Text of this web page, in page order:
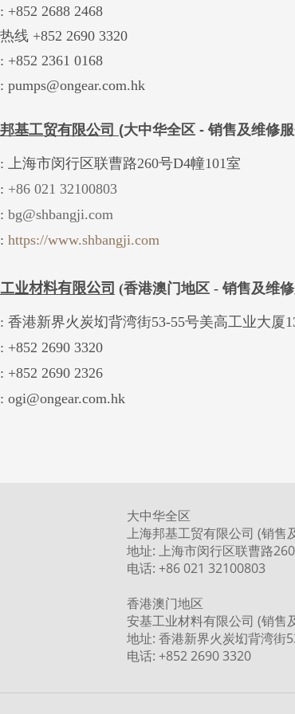
+852 2688 2468
线 +852 2690 3320
+852 2361 0168
pumps@ongear.com.hk
基工贸有限公司 (大中华全区 -销售及维修
上海市闵行区联曹路260号D4幢101室
+86 021 32100803
bg@shbangji.com
: https://www.shbangji.com
业材料有限公司 (香港澳门地区 -销售及维
香港新界火炭㘭背湾街53-55号美高工业大厦
+852 2690 3320
+852 2690 2326
ogi@ongear.com.hk
大中华全区
上海邦基工贸有限公司 (销售
地址: 上海市闵行区联曹路
电话: +86 021 32100803
香港澳门地区
安基工业材料有限公司 (销售
地址: 香港新界火炭㘭背湾街
电话: +852 2690 3320